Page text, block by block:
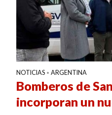
NOTICIAS • ARGENTINA
Bomberos de
incorporan un